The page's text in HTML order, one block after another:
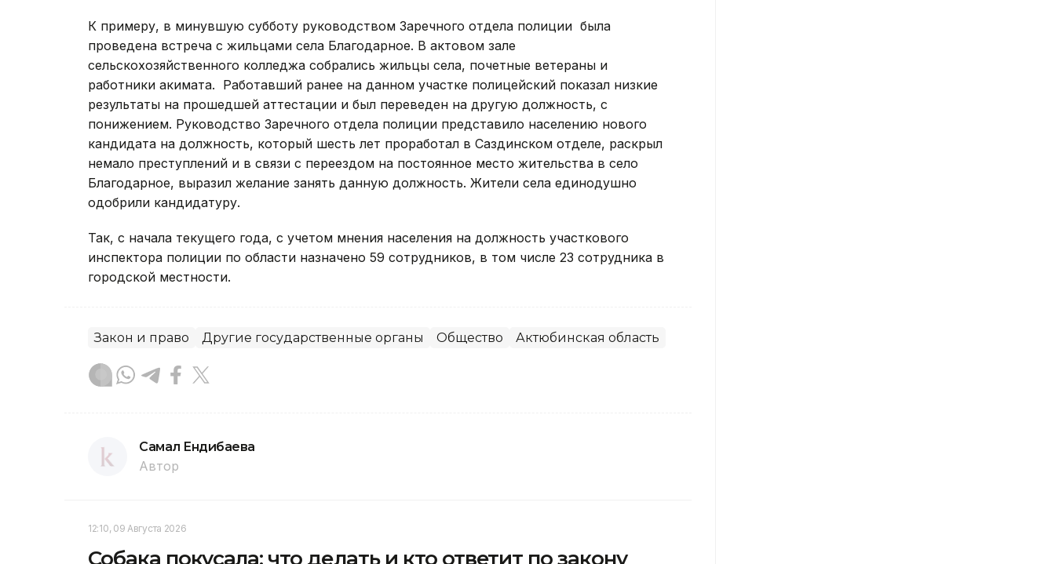
К примеру, в минувшую субботу руководством Заречного отдела полиции была
проведена встреча с жильцами села Благодарное. В актовом зале
сельскохозяйственного колледжа собрались жильцы села, почетные ветераны и
работники акимата. Работавший ранее на данном участке полицейский показал низкие
результаты на прошедшей аттестации и был переведен на другую должность, с
понижением. Руководство Заречного отдела полиции представило населению нового
кандидата на должность, который шесть лет проработал в Саздинском отделе, раскрыл
немало преступлений и в связи с переездом на постоянное место жительства в село
Благодарное, выразил желание занять данную должность. Жители села единодушно
одобрили кандидатуру.
Так, с начала текущего года, с учетом мнения населения на должность участкового
инспектора полиции по области назначено 59 сотрудников, в том числе 23 сотрудника в
городской местности.
Закон и право Другие государственные органы Общество Актюбинская область
Самал Ендибаева
Автор
12:10, 09 Августа 2026
Собака покусала: что делать и кто ответит по закону